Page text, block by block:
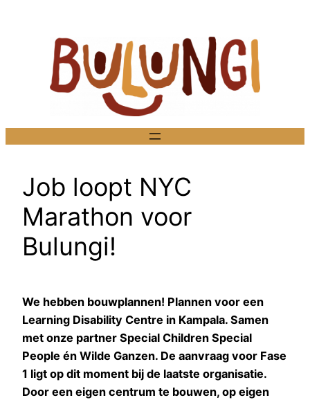
Job loopt NYC
Marathon voor
Bulungi!
We hebben bouwplannen! Plannen voor een
Learning Disability Centre in Kampala. Samen
met onze partner Special Children Special
People én Wilde Ganzen. De aanvraag voor Fase
1 ligt op dit moment bij de laatste organisatie.
Door een eigen centrum te bouwen, op eigen